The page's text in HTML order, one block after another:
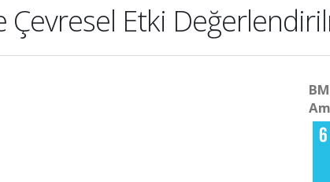
Etki